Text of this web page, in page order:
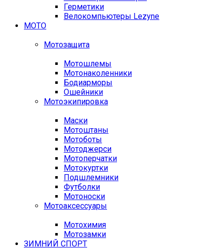
Герметики
Велокомпьютеры Lezyne
МОТО
Мотозащита
Мотошлемы
Мотонаколенники
Бодиарморы
Ошейники
Мотоэкипировка
Маски
Мотоштаны
Мотоботы
Мотоджерси
Мотоперчатки
Мотокуртки
Подшлемники
Футболки
Мотоноски
Мотоаксессуары
Мотохимия
Мотозамки
ЗИМНИЙ СПОРТ